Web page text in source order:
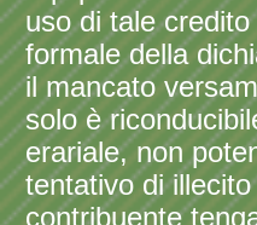
uso di tale credito
formale della
il mancato
solo è
erariale, non
tentativo di
contribuente